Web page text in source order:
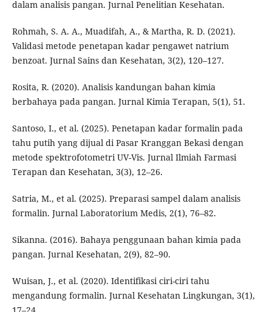
dalam analisis pangan. Jurnal Penelitian Kesehatan.
Rohmah, S. A. A., Muadifah, A., & Martha, R. D. (2021).
Validasi metode penetapan kadar pengawet natrium
benzoat. Jurnal Sains dan Kesehatan, 3(2), 120–127.
Rosita, R. (2020). Analisis kandungan bahan kimia
berbahaya pada pangan. Jurnal Kimia Terapan, 5(1), 51.
Santoso, I., et al. (2025). Penetapan kadar formalin pada
tahu putih yang dijual di Pasar Kranggan Bekasi dengan
metode spektrofotometri UV-Vis. Jurnal Ilmiah Farmasi
Terapan dan Kesehatan, 3(3), 12–26.
Satria, M., et al. (2025). Preparasi sampel dalam analisis
formalin. Jurnal Laboratorium Medis, 2(1), 76–82.
Sikanna. (2016). Bahaya penggunaan bahan kimia pada
pangan. Jurnal Kesehatan, 2(9), 82–90.
Wuisan, J., et al. (2020). Identifikasi ciri-ciri tahu
mengandung formalin. Jurnal Kesehatan Lingkungan, 3(1),